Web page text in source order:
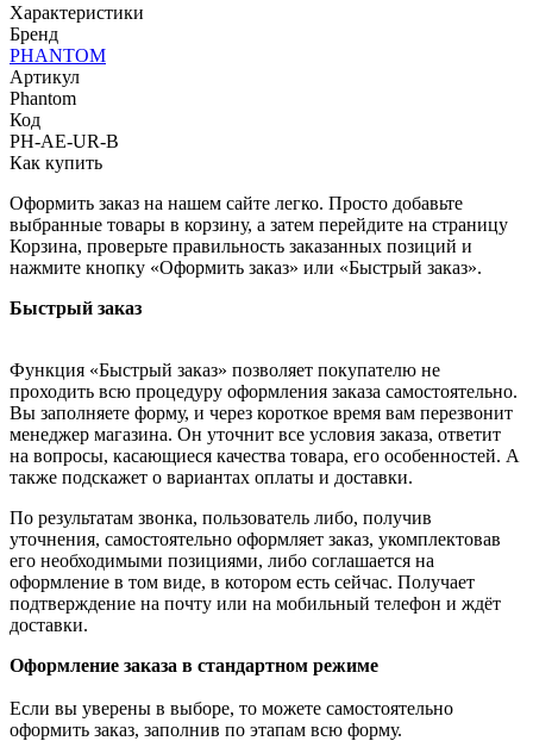
Характеристики
Бренд
PHANTOM
Артикул
Phantom
Код
PH-AE-UR-B
Как купить
Оформить заказ на нашем сайте легко. Просто добавьте
выбранные товары в корзину, а затем перейдите на страницу
Корзина, проверьте правильность заказанных позиций и
нажмите кнопку «Оформить заказ» или «Быстрый заказ».
Быстрый заказ
Функция «Быстрый заказ» позволяет покупателю не
проходить всю процедуру оформления заказа самостоятельно.
Вы заполняете форму, и через короткое время вам перезвонит
менеджер магазина. Он уточнит все условия заказа, ответит
на вопросы, касающиеся качества товара, его особенностей. А
также подскажет о вариантах оплаты и доставки.
По результатам звонка, пользователь либо, получив
уточнения, самостоятельно оформляет заказ, укомплектовав
его необходимыми позициями, либо соглашается на
оформление в том виде, в котором есть сейчас. Получает
подтверждение на почту или на мобильный телефон и ждёт
доставки.
Оформление заказа в стандартном режиме
Если вы уверены в выборе, то можете самостоятельно
оформить заказ, заполнив по этапам всю форму.